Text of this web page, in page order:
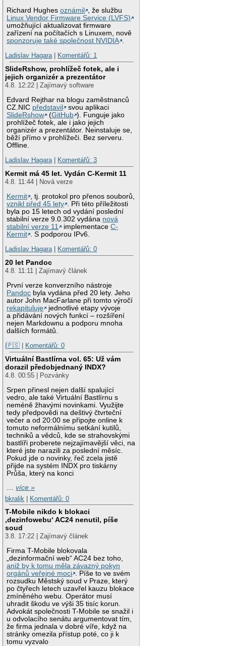
Richard Hughesoznámil
, že službu
Linux Vendor Firmware Service (LVFS)
umožňující aktualizovat firmware
zařízení na počítačích s Linuxem, nově
sponzoruje také společnost NVIDIA
Ladislav Hagara| Komentářů: 1
SlideRshow, prohlížeč fotek, ale i
jejich organizér a prezentátor
4.8. 12:22 | Zajímavý software
Edvard Rejthar na blogu zaměstnanců
CZ.NIC představil
svou aplikaci
SlideRshow
(GitHub ). Funguje jako
prohlížeč fotek, ale i jako jejich
organizér a prezentátor. Neinstaluje se,
běží přímo v prohlížeči. Bez serveru.
Offline.
Ladislav Hagara| Komentářů: 3
Kermit má 45 let. Vydán C-Kermit 11
4.8. 11:44 | Nová verze
Kermit
, tj. protokol pro přenos souborů,
vznikl před 45 lety
. Při této příležitosti
byla po 15 letech od vydání poslední
stabilní verze 9.0.302 vydána nová
stabilní verze 11
implementaceC-
Kermit
. S podporou IPv6.
Ladislav Hagara| Komentářů: 0
20 let Pandoc
4.8. 11:11 | Zajímavý článek
První verze konverzního nástroje
Pandoc byla vydána před 20 lety. Jeho
autor John MacFarlane při tomto výročí
rekapituluje
jednotlivé etapy vývoje
a přidávání nových funkcí – rozšíření
nejen Markdownu a podporu mnoha
dalších formátů.
|🇵🇸
Komentářů: 0
Virtuální Bastlírna vol. 65: Už vám
dorazil předobjednaný INDX?
4.8. 00:55 | Pozvánky
Srpen přinesl nejen další spalující
vedro, ale také Virtuální Bastlírnu s
neméně žhavými novinkami. Využijte
tedy předpovědi na deštivý čtvrteční
večer a od 20:00 se připojte online k
tomuto neformálnímu setkání kutilů,
techniků a vědců, kde se strahovskými
bastlíři proberete nejzajímavější věci, na
které jste narazili za poslední měsíc.
Pokud jde o novinky, řeč zcela jistě
přijde na systém INDX pro tiskárny
Průša, který na konci
…více »
bkralik | Komentářů: 0
T-Mobile nikdo k blokaci
‚dezinfowebu‘ AC24 nenutil, píše
soud
3.8. 17:22 | Zajímavý článek
Firma T-Mobile blokovala
„dezinformační web“ AC24 bez toho,
aniž by k tomu měla závazný pokyn
orgánů veřejné moci
. Píše to ve svém
rozsudku Městský soud v Praze, který
po čtyřech letech uzavřel kauzu blokace
zmíněného webu. Operátor musí
uhradit škodu ve výši 35 tisíc korun.
Advokát společnosti T-Mobile se snažil i
u odvolacího senátu argumentovat tím,
že firma jednala v dobré víře, když na
stránky omezila přístup poté, co ji k
tomu vyzvalo